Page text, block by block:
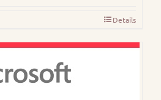
Details